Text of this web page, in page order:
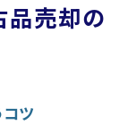
法
品売却の
ツ